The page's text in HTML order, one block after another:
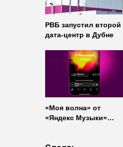
РВБ запустил второй
дата-центр в Дубне
«Моя волна» от
«Яндекс Музыки»